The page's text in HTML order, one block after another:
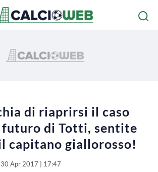
di riaprirsi il caso
di Totti, sentite
capitano giallorosso!
30 Apr 2017 | 17:47